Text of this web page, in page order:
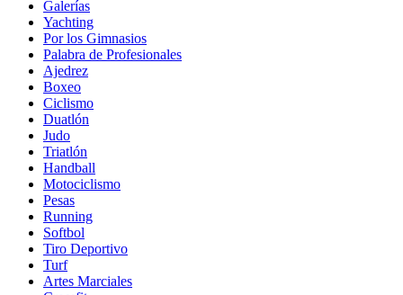
Galerías
Yachting
Por los Gimnasios
Palabra de Profesionales
Ajedrez
Boxeo
Ciclismo
Duatlón
Judo
Triatlón
Handball
Motociclismo
Pesas
Running
Softbol
Tiro Deportivo
Turf
Artes Marciales